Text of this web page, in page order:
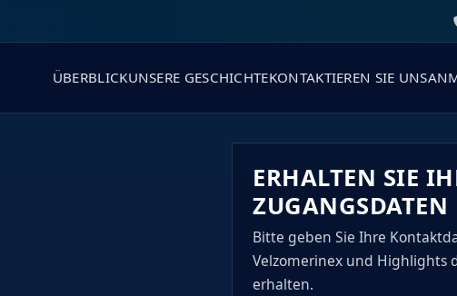
ÜBERBLICKUNSERE GESCHICHTEKONTAKTIEREN SIE UNS
ERHALTEN SIE
ZUGANGSDATEN
Bitte geben Sie Ihre
Velzomerinex und Highlights
erhalten.